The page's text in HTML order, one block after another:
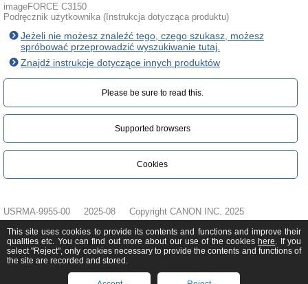
imageFORCE C3150
Podręcznik użytkownika (Instrukcja dotycząca produktu)
Jeżeli nie możesz znaleźć tego, czego szukasz, możesz
spróbować przeprowadzić wyszukiwanie tutaj.
Znajdź instrukcje dotyczące innych produktów
Please be sure to read this.‎
Supported browsers
Cookies
USRMA-9955-00 2025-08 Copyright CANON INC. 2025
This site uses cookies to provide its contents and functions and improve their
qualities etc. You can find out more about our use of the cookies here. If you
select "Reject", only cookies necessary to provide the contents and functions of
the site are recorded and stored.